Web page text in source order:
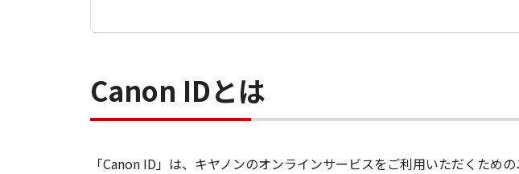
Canon IDとは
「Canon ID」は、キヤノンのオンラインサービスをご利用いただくた